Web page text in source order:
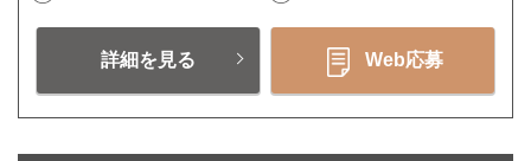
詳細を見る Web応募